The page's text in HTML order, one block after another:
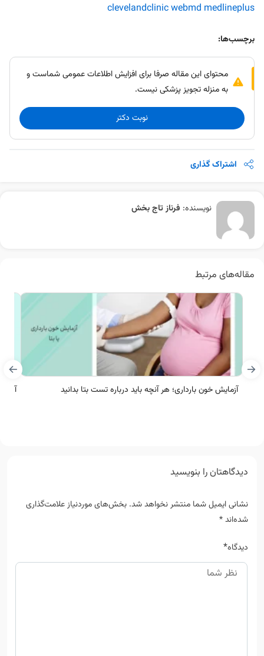
clevelandclinicwebmd medlineplus
برچسب‌ها:
محتوای این مقاله صرفا برای افزایش اطلاعات عمومی شماست و
به منزله تجویز پزشکی نیست.
نوبت دکتر
اشتراک گذاری
نویسنده: فرناز تاج بخش
مقاله‌های مرتبط
آزمایش خون بارداری؛ هر آنچه باید درباره تست بتا بدانید
دیدگاهتان را بنویسید
نشانی ایمیل شما منتشر نخواهد شد. بخش‌های موردنیاز علامت‌گذاری
شده‌اند*
دیدگاه*